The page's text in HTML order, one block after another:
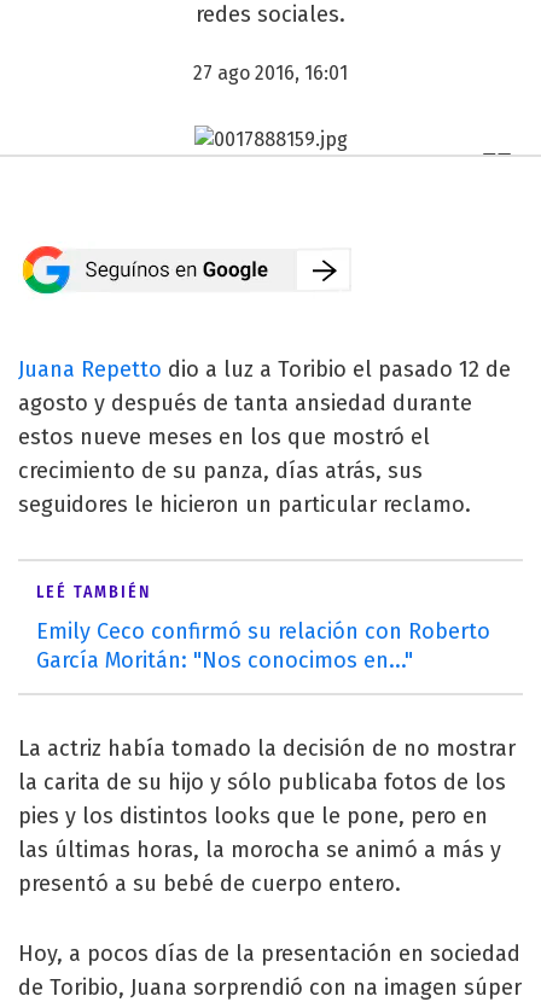
redes sociales.
27 ago 2016, 16:01
Juana Repetto dio a luz a Toribio el pasado 12 de
agosto y después de tanta ansiedad durante
estos nueve meses en los que mostró el
crecimiento de su panza, días atrás, sus
seguidores le hicieron un particular reclamo.
LEÉ TAMBIÉN
Emily Ceco confirmó su relación con Roberto
García Moritán: "Nos conocimos en..."
La actriz había tomado la decisión de no mostrar
la carita de su hijo y sólo publicaba fotos de los
pies y los distintos looks que le pone, pero en
las últimas horas, la morocha se animó a más y
presentó a su bebé de cuerpo entero.
Hoy, a pocos días de la presentación en sociedad
de Toribio, Juana sorprendió con na imagen súper